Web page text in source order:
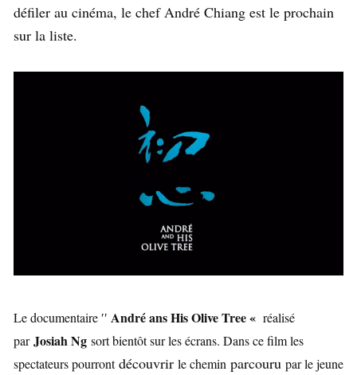
défiler au cinéma, le chef André Chiang est le prochain
sur la liste.
Le documentaire ′′ André ans His Olive Tree « réalisé
parJosiah Ng sort bientôt sur les écrans. Dans ce film les
spectateurs pourrontdécouvrir le chemin parcouru par le jeune